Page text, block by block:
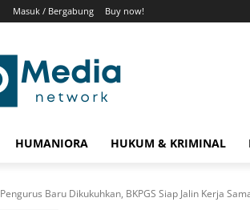
Masuk / Bergabung Buy now!
HUMANIORA HUKUM & KRIMINAL
Pengurus Baru Dikukuhkan, BKPGS Siap Jalin Kerja